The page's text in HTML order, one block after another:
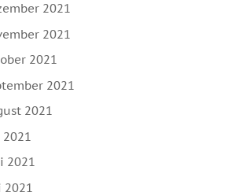
2021
2021
2021
2021
2021
2021
2021